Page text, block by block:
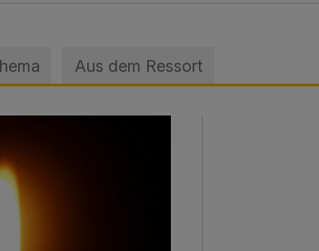
Aus dem Ressort